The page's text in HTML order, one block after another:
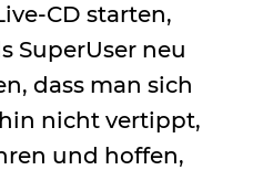
CD starten,
SuperUser neu
dass man sich
nicht vertippt,
und hoffen,